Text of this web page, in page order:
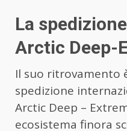
La
Arctic Deep-
Il suo ritrovamento
spedizione
Arctic Deep –
ecosistema finora